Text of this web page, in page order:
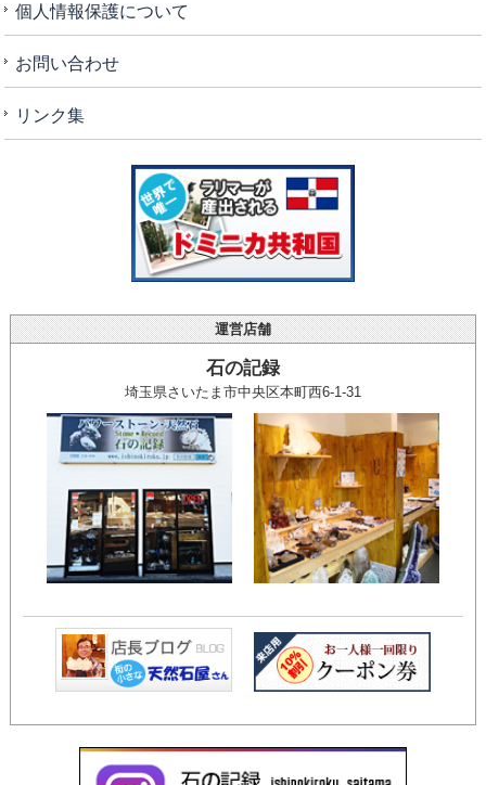
個人情報保護について
お問い合わせ
リンク集
運営店舗
石の記録
埼玉県さいたま市中央区本町西6-1-31